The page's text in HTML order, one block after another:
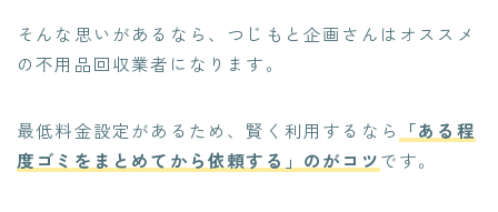
そんな思いがあるなら、つじもと企画さんはオススメ
の不用品回収業者になります。
最低料金設定があるため、賢く利用するなら
「ある程
度ゴミをまとめてから依頼する」のがコツです。